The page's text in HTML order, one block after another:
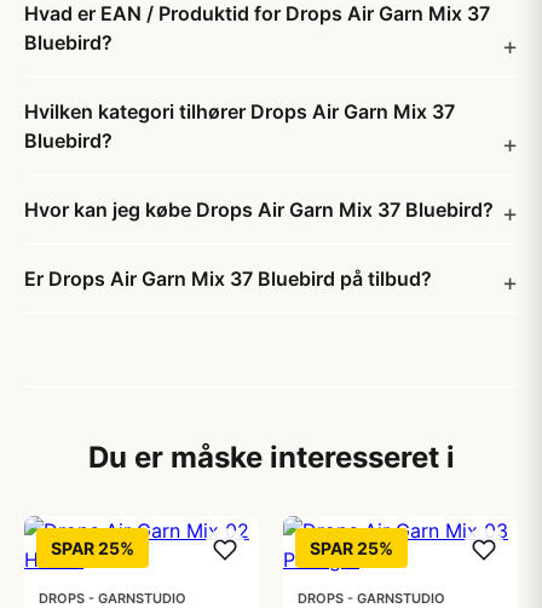
Hvad er EAN / Produktid for Drops Air Garn Mix 37
Bluebird?
Hvilken kategori tilhører Drops Air Garn Mix 37
Bluebird?
Hvor kan jeg købe Drops Air Garn Mix 37 Bluebird?
Er Drops Air Garn Mix 37 Bluebird på tilbud?
Du er måske interesseret i
SPAR 25%
DROPS - GARNSTUDIO
SPAR 25%
DROPS - GARNSTUDIO